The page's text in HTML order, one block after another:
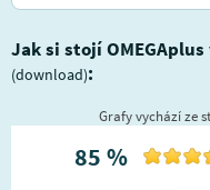
Jak si stojí
(download):
Grafy vychází ze
85 %